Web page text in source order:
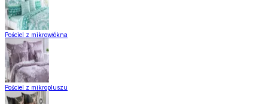
Pościel z mikrowłókna
Pościel z mikropluszu